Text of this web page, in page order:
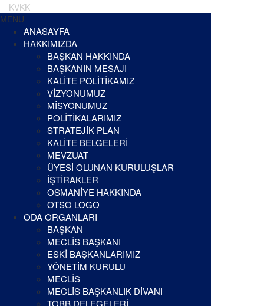
KVKK
MENU
ANASAYFA
HAKKIMIZDA
BAŞKAN HAKKINDA
BAŞKANIN MESAJI
KALİTE POLİTİKAMIZ
VİZYONUMUZ
MİSYONUMUZ
POLİTİKALARIMIZ
STRATEJİK PLAN
KALİTE BELGELERİ
MEVZUAT
ÜYESİ OLUNAN KURULUŞLAR
İŞTİRAKLER
OSMANİYE HAKKINDA
OTSO LOGO
ODA ORGANLARI
BAŞKAN
MECLİS BAŞKANI
ESKİ BAŞKANLARIMIZ
YÖNETİM KURULU
MECLİS
MECLİS BAŞKANLIK DİVANI
TOBB DELEGELERİ